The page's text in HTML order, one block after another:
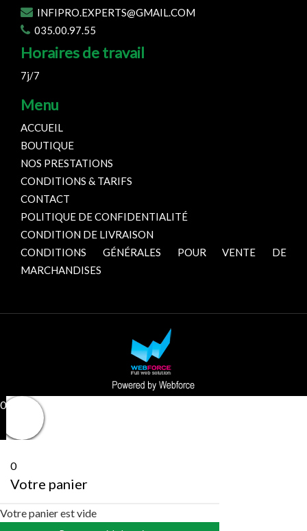
INFIPRO.EXPERTS@GMAIL.COM
035.00.97.55
Horaires de travail
7j/7
Menu
ACCUEIL
BOUTIQUE
NOS PRESTATIONS
CONDITIONS & TARIFS
CONTACT
POLITIQUE DE CONFIDENTIALITÉ
CONDITION DE LIVRAISON
CONDITIONS GÉNÉRALES POUR VENTE DE
MARCHANDISES
0
0
Votre panier
Votre panier est vide